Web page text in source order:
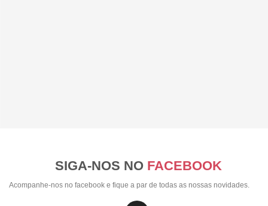
SIGA-NOS NO FACEBOOK
Acompanhe-nos no facebook e fique a par de todas as nossas novidades.